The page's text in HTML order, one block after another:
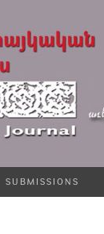
SUBMISSIONS